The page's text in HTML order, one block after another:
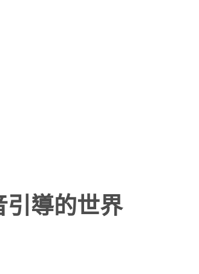
引導的世界